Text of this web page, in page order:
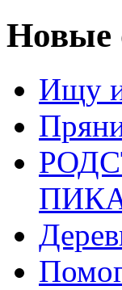
Новые
Ищу